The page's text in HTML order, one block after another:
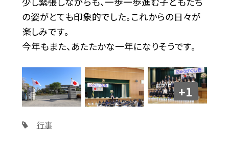
の姿がとても印象的でした。これからの日々が
楽しみです。
今年もまた、あたたかな一年になりそうです。
+1
行事